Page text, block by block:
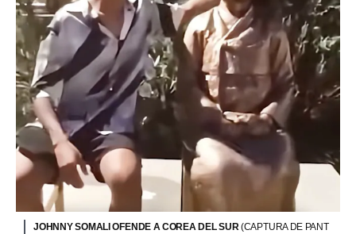
JOHNNY SOMALI OFENDE A COREA DEL SUR(CAPTURA DE PANT